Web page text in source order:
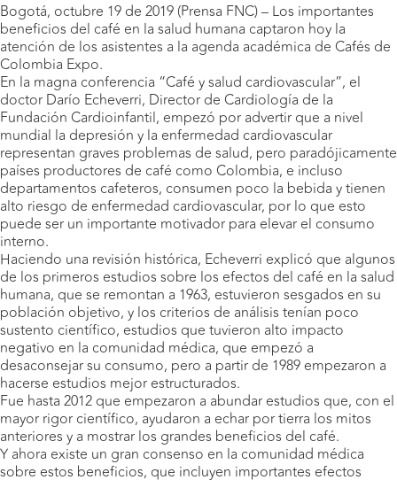
Bogotá, octubre 19 de 2019 (Prensa FNC) – Los importantes
beneficios del café en la salud humana captaron hoy la
atención de los asistentes a la agenda académica de Cafés de
Colombia Expo.
En la magna conferencia “Café y salud cardiovascular”, el
doctor Darío Echeverri, Director de Cardiología de la
Fundación Cardioinfantil, empezó por advertir que a nivel
mundial la depresión y la enfermedad cardiovascular
representan graves problemas de salud, pero paradójicamente
países productores de café como Colombia, e incluso
departamentos cafeteros, consumen poco la bebida y tienen
alto riesgo de enfermedad cardiovascular, por lo que esto
puede ser un importante motivador para elevar el consumo
interno.
Haciendo una revisión histórica, Echeverri explicó que algunos
de los primeros estudios sobre los efectos del café en la salud
humana, que se remontan a 1963, estuvieron sesgados en su
población objetivo, y los criterios de análisis tenían poco
sustento científico, estudios que tuvieron alto impacto
negativo en la comunidad médica, que empezó a
desaconsejar su consumo, pero a partir de 1989 empezaron a
hacerse estudios mejor estructurados.
Fue hasta 2012 que empezaron a abundar estudios que, con el
mayor rigor científico, ayudaron a echar por tierra los mitos
anteriores y a mostrar los grandes beneficios del café.
Y ahora existe un gran consenso en la comunidad médica
sobre estos beneficios, que incluyen importantes efectos